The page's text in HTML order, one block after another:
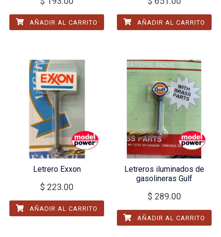
AÑADIR AL CARRITO AÑADIR AL CARRITO
Letrero Exxon
$ 223.00
AÑADIR AL CARRITO
Letreros iluminados de
gasolineras Gulf
$ 289.00
AÑADIR AL CARRITO